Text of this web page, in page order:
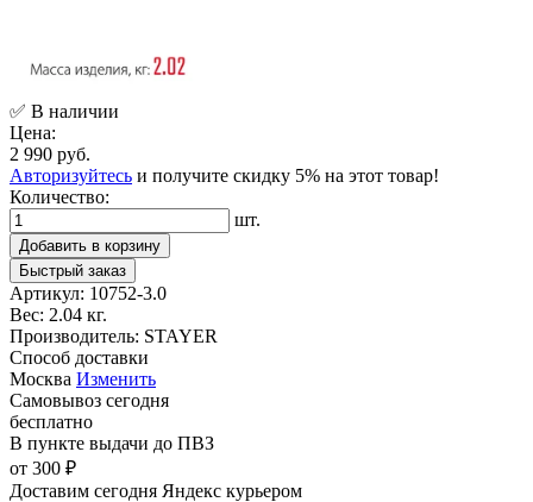
✅ В наличии
Цена:
2 990 руб.
Авторизуйтесь и получите скидку 5% на этот товар!
Количество:
шт.
Добавить в корзину
Быстрый заказ
Артикул: 10752-3.0
Вес: 2.04 кг.
Производитель: STAYER
Способ доставки
Москва Изменить
Самовывоз сегодня
бесплатно
В пункте выдачи до ПВЗ
от 300 ₽
Доставим сегодня Яндекс курьером